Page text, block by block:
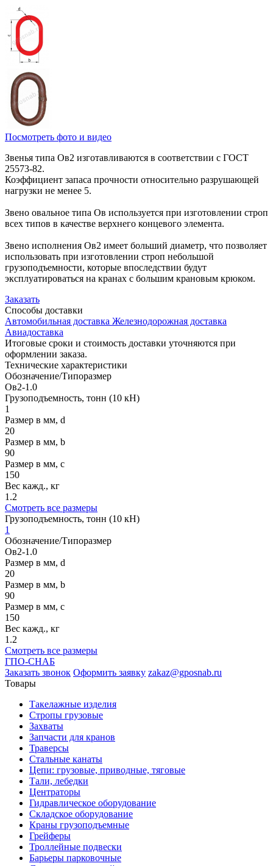
Посмотреть фото и видео
Звенья типа Ов2 изготавливаются в соответствии с ГОСТ
25573-82.
Коэффициент запаса прочности относительно разрушающей
нагрузки не менее 5.
Звено овальное типа Ов используется при изготовлении строп
всех типов в качестве верхнего концевого элемента.
Звено исполнения Ов2 имеет больший диаметр, что позволяет
использовать при изготовлении строп небольшой
грузоподъемности, которые впоследствии будут
эксплуатироваться на кранах с большим крановым крюком.
Заказать
Способы доставки
Автомобильная доставка Железнодорожная доставка
Авиадоставка
Итоговые сроки и стоимость доставки уточняются при
оформлении заказа.
Технические характеристики
Обозначение/Типоразмер
Ов2-1.0
Грузоподъемность, тонн (10 кН)
1
Размер в мм, d
20
Размер в мм, b
90
Размер в мм, c
150
Вес кажд., кг
1.2
Смотреть все размеры
Грузоподъемность, тонн (10 кН)
1
Обозначение/Типоразмер
Ов2-1.0
Размер в мм, d
20
Размер в мм, b
90
Размер в мм, c
150
Вес кажд., кг
1.2
Смотреть все размеры
ГПО-СНАБ
Заказать звонок Оформить заявку zakaz@gposnab.ru
Товары
Такелажные изделия
Стропы грузовые
Захваты
Запчасти для кранов
Траверсы
Стальные канаты
Цепи: грузовые, приводные, тяговые
Тали, лебедки
Центраторы
Гидравлическое оборудование
Складское оборудование
Краны грузоподъемные
Грейферы
Троллейные подвески
Барьеры парковочные